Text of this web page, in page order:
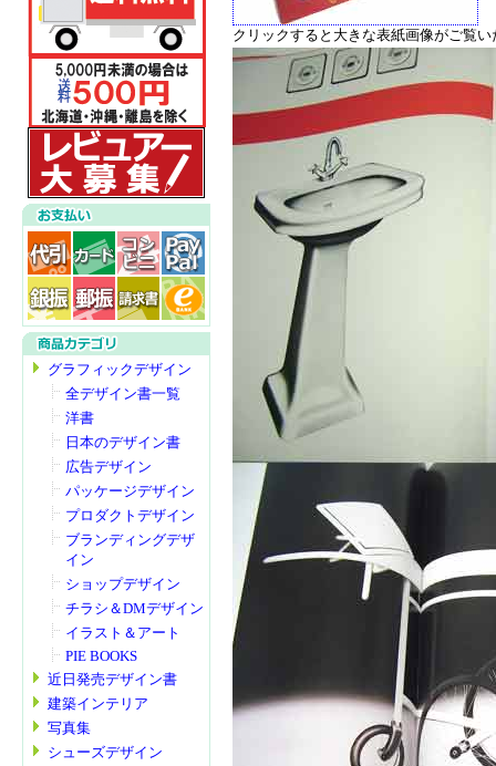
グラフィックデザイン
全デザイン書一覧
洋書
日本のデザイン書
広告デザイン
パッケージデザイン
プロダクトデザイン
ブランディングデザ
イン
ショップデザイン
チラシ＆DMデザイン
イラスト＆アート
PIE BOOKS
近日発売デザイン書
建築インテリア
写真集
シューズデザイン
クリックすると大きな表紙画像がご覧